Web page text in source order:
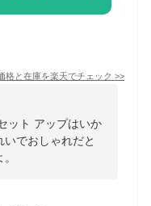
格と在庫を楽天でチェック >>
ット アップはいか
でおしゃれだと